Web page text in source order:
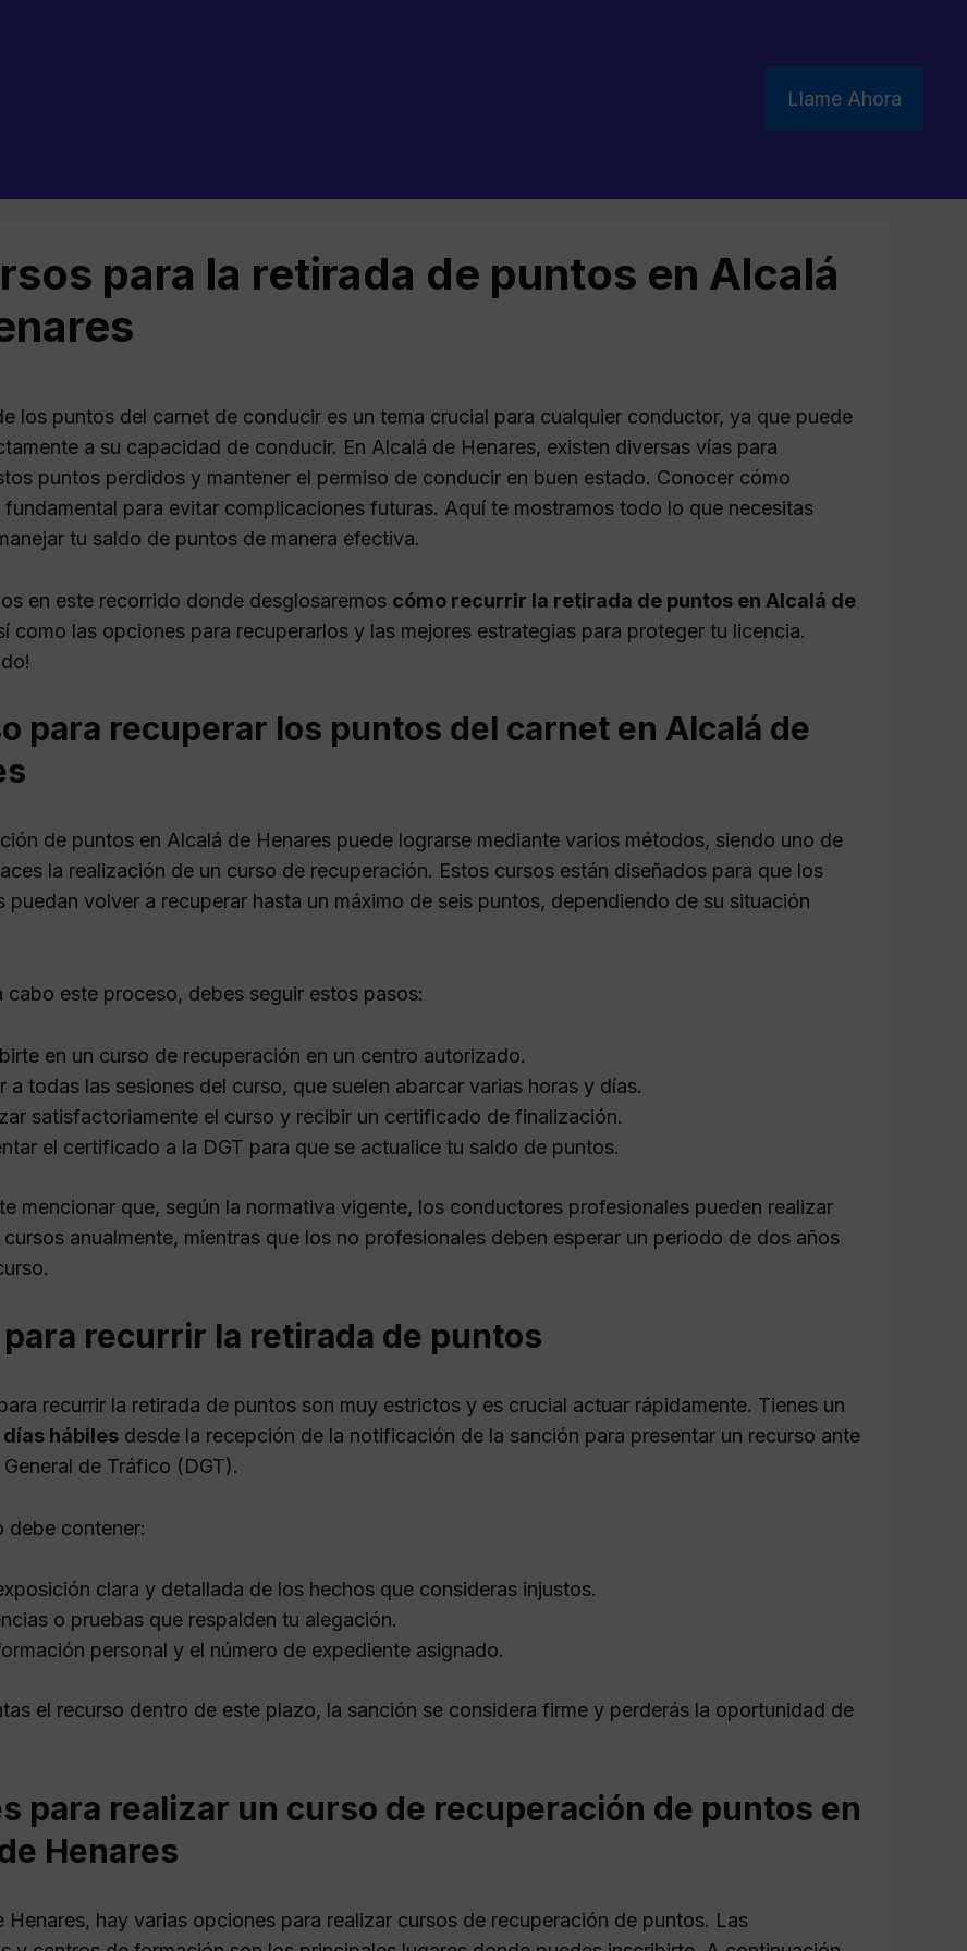
Llame Ahora
para la retirada de puntos en Alcalá
los puntos del carnet de conducir es un tema crucial para cualquier conductor, ya que puede
a su capacidad de conducir. En Alcalá de Henares, existen diversas vías para
puntos perdidos y mantener el permiso de conducir en buen estado. Conocer cómo
fundamental para evitar complicaciones futuras. Aquí te mostramos todo lo que necesitas
tu saldo de puntos de manera efectiva.
en este recorrido donde desglosaremos cómo recurrir la retirada de puntos en Alcalá de
como las opciones para recuperarlos y las mejores estrategias para proteger tu licencia.
para recuperar los puntos del carnet en Alcalá de
de puntos en Alcalá de Henares puede lograrse mediante varios métodos, siendo uno de
la realización de un curso de recuperación. Estos cursos están diseñados para que los
puedan volver a recuperar hasta un máximo de seis puntos, dependiendo de su situación
cabo este proceso, debes seguir estos pasos:
en un curso de recuperación en un centro autorizado.
a todas las sesiones del curso, que suelen abarcar varias horas y días.
satisfactoriamente el curso y recibir un certificado de finalización.
el certificado a la DGT para que se actualice tu saldo de puntos.
mencionar que, según la normativa vigente, los conductores profesionales pueden realizar
anualmente, mientras que los no profesionales deben esperar un periodo de dos años
para recurrir la retirada de puntos
recurrir la retirada de puntos son muy estrictos y es crucial actuar rápidamente. Tienes un
días hábiles desde la recepción de la notificación de la sanción para presentar un recurso ante
de Tráfico (DGT).
debe contener:
clara y detallada de los hechos que consideras injustos.
o pruebas que respalden tu alegación.
personal y el número de expediente asignado.
el recurso dentro de este plazo, la sanción se considera firme y perderás la oportunidad de
para realizar un curso de recuperación de puntos en
Henares
Henares, hay varias opciones para realizar cursos de recuperación de puntos. Las